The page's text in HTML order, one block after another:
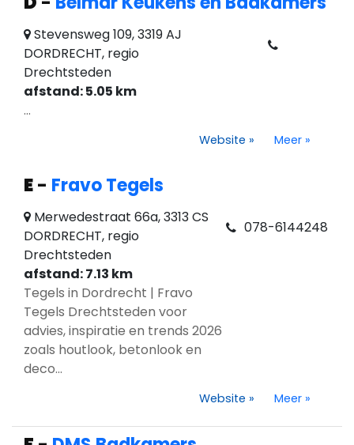
Stevensweg 109, 3319 AJ
DORDRECHT, regio
Drechtsteden
afstand: 5.05 km
...
Website » Meer »
E- Fravo Tegels
Merwedestraat 66a, 3313 CS
DORDRECHT, regio
Drechtsteden
afstand: 7.13 km
Tegels in Dordrecht | Fravo
Tegels Drechtsteden voor
advies, inspiratie en trends 2026
zoals houtlook, betonlook en
deco...
078-6144248
Website » Meer »